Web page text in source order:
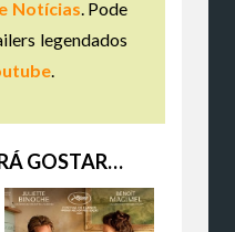
Notícias . Pode
legendados
GOSTAR…